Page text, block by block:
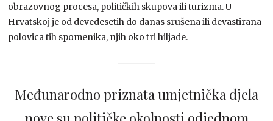
obrazovnog procesa, političkih skupova ili turizma. U
Hrvatskoj je od devedesetih do danas srušena ili devastirana
polovica tih spomenika, njih oko tri hiljade.
Međunarodno priznata umjetnička djela